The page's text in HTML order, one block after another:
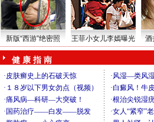
新版“西游”绝密照 王菲小女儿李嫣曝光 酒
健 康 指 南